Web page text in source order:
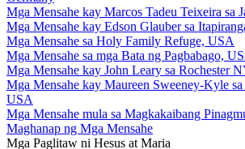
Mga Mensahe kay Marcos Tadeu Teixeira sa
Mga Mensahe kay Edson Glauber sa
Mga Mensahe sa Holy Family Refuge, USA
Mga Mensahe sa mga Bata ng Pagbabago,
Mga Mensahe kay John Leary sa Rochester
Mga Mensahe kay Maureen Sweeney-Kyle
USA
Mga Mensahe mula sa Magkakaibang
Maghanap ng Mga Mensahe
Mga Paglitaw ni Hesus at Maria